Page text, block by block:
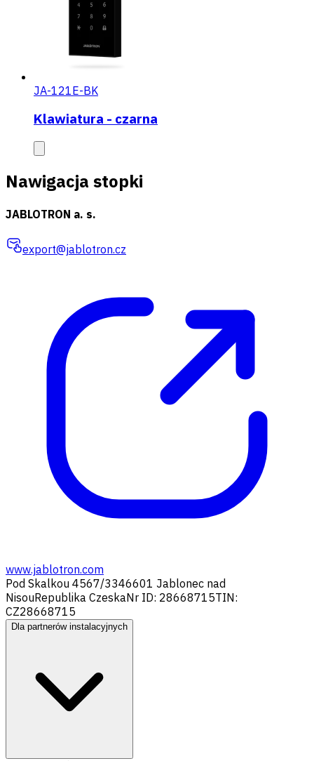
JA-121E-BK
Klawiatura - czarna
Nawigacja stopki
JABLOTRON a. s.
export@jablotron.cz
www.jablotron.com
Pod Skalkou 4567/3346601 Jablonec nad
NisouRepublika CzeskaNr ID: 28668715TIN:
CZ28668715
Dla partnerów instalacyjnych